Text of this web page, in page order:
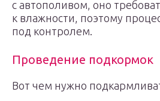
с автополивом, оно
к влажности, поэтому
под контролем.
Проведение подкормок
Вот чем нужно